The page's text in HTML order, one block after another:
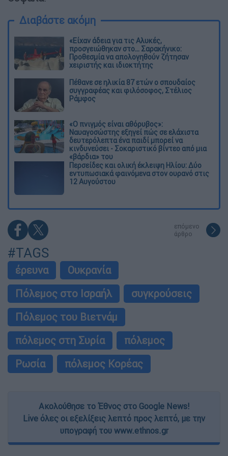
Διαβάστε ακόμη
«Είχαν άδεια για τις Αλυκές,
προσγειώθηκαν στο... Σαρακήνικο:
Προθεσμία να απολογηθούν ζήτησαν
χειριστής και ιδιοκτήτης
Πέθανε σε ηλικία 87 ετών ο σπουδαίος
συγγραφέας και φιλόσοφος, Στέλιος
Ράμφος
«Ο πνιγμός είναι αθόρυβος»:
Ναυαγοσώστης εξηγεί πώς σε ελάχιστα
δευτερόλεπτα ένα παιδί μπορεί να
κινδυνεύσει - Σοκαριστικό βίντεο από μια
«βάρδια» του
Περσείδες και ολική έκλειψη Ηλίου: Δύο
εντυπωσιακά φαινόμενα στον ουρανό στις
12 Αυγούστου
επόμενο
άρθρο
#TAGS
έρευνα
Ουκρανία
Πόλεμος στο Ισραήλ
συγκρούσεις
Πόλεμος του Βιετνάμ
πόλεμος στη Συρία
πόλεμος
Ρωσία
πόλεμος Κορέας
Ακολούθησε το Έθνος στο Google News!
Live όλες οι εξελίξεις λεπτό προς λεπτό, με την
υπογραφή του www.ethnos.gr